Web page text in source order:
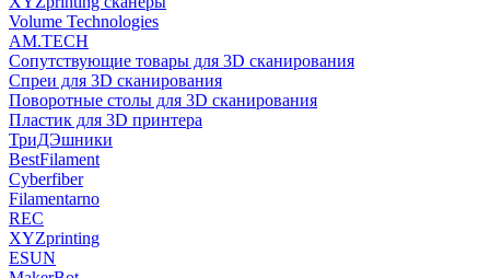
Volume Technologies
AM.TECH
Сопутствующие товары для 3D сканирования
Спреи для 3D сканирования
Поворотные столы для 3D сканирования
Пластик для 3D принтера
ТриДЭшники
BestFilament
Cyberfiber
Filamentarno
REC
XYZprinting
ESUN